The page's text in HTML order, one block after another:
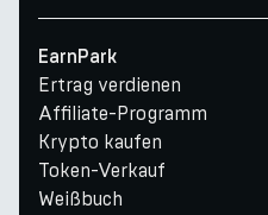
EarnPark
Ertrag verdienen
Affiliate-Programm
Krypto kaufen
Token-Verkauf
Weißbuch